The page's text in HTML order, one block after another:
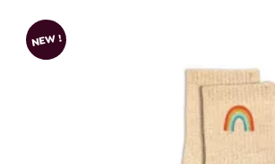
NEW !